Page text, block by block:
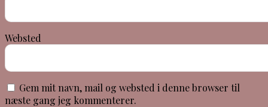
Websted
Gem mit navn, mail og websted i denne browser til
næste gang jeg kommenterer.